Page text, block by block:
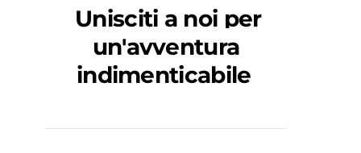
Unisciti a noi per
un'avventura
indimenticabile